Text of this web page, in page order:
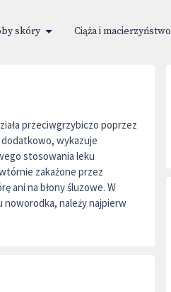
skóry Ciąża i macierzyństwo
przeciwgrzybiczo poprzez
wykazuje
stosowania leku
zakażone przez
ani na błony śluzowe. W
noworodka, należy najpierw